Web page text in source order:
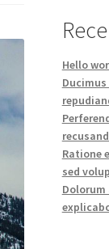
Hello
Ratione
sed